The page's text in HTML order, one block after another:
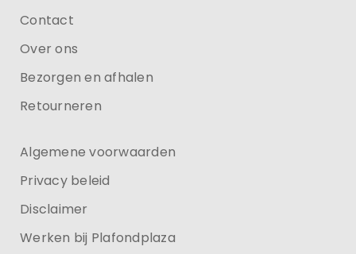
Contact
Over ons
Bezorgen en afhalen
Retourneren
Algemene voorwaarden
Privacy beleid
Disclaimer
Werken bij Plafondplaza